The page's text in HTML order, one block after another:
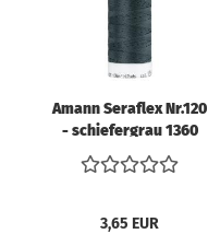
Amann Seraflex Nr.120
- schiefergrau 1360
3,65 EUR